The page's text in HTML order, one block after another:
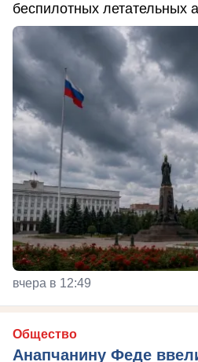
беспилотных летательных
вчера в 12:49
Общество
Анапчанину Феде